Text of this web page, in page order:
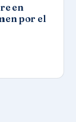
en
por el